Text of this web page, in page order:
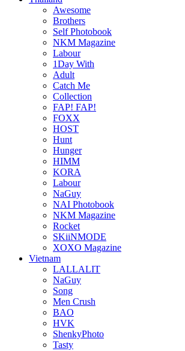
Awesome
Brothers
Self Photobook
NKM Magazine
Labour
1Day With
Adult
Catch Me
Collection
FAP! FAP!
FOXX
HOST
Hunt
Hunger
HIMM
KORA
Labour
NaGuy
NAI Photobook
NKM Magazine
Rocket
SKiiNMODE
XOXO Magazine
Vietnam
LALLALIT
NaGuy
Song
Men Crush
BAO
HVK
ShenkyPhoto
Tasty